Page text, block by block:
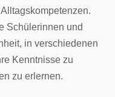
Schülerinnen und
in verschiedenen
Kenntnisse zu
zu erlernen.